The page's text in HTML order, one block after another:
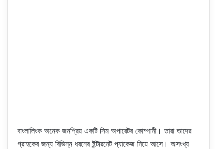
বাংলালিংক অনেক জনপ্রিয় একটি সিম অপারেটর কোম্পানী। তারা তাদের
গ্রাহকের জন্য বিভিন্ন ধরনের ইন্টারনেট প্যাকেজ নিয়ে আসে। অসংখ্য